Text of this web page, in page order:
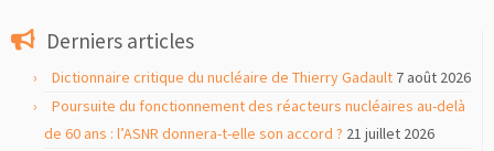
Derniers articles
Dictionnaire critique du nucléaire de Thierry Gadault 7 août 2026
Poursuite du fonctionnement des réacteurs nucléaires au-delà
de 60 ans : l’ASNR donnera-t-elle son accord ? 21 juillet 2026